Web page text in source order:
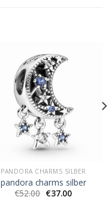
PANDORA CHARMS SILBER
pandora charms silber
€52.00 €37.00